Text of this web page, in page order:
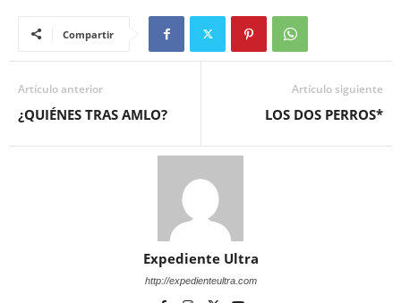
Compartir
Artículo anterior
¿QUIÉNES TRAS AMLO?
Artículo siguiente
LOS DOS PERROS*
Expediente Ultra
http://expedienteultra.com